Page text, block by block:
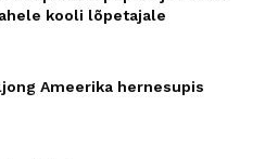
kooli lõpetajale
Ameerika hernesupis